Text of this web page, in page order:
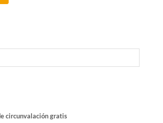
circunvalación gratis